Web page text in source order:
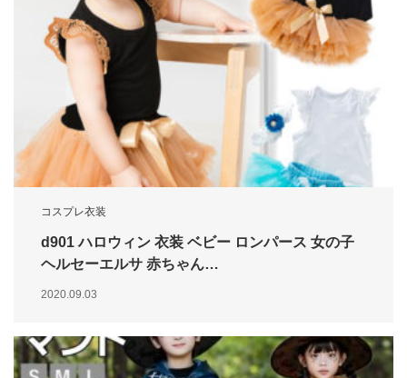
コスプレ衣装
d901 ハロウィン 衣装 ベビー ロンパース 女の子
ヘルセーエルサ 赤ちゃん…
2020.09.03